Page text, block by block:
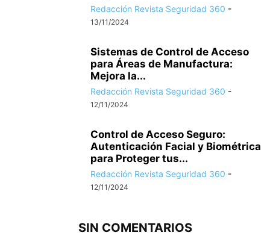
Redacción Revista Seguridad 360 -
13/11/2024
Sistemas de Control de Acceso
para Áreas de Manufactura:
Mejora la...
Redacción Revista Seguridad 360 -
12/11/2024
Control de Acceso Seguro:
Autenticación Facial y Biométrica
para Proteger tus...
Redacción Revista Seguridad 360 -
12/11/2024
SIN COMENTARIOS